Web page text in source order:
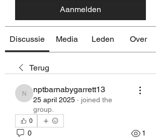
Aanmelden
Discussie Media Leden Over
Terug
nptbarnabygarrett13
nptbarnabygarrett13
25 april 2025 · joined the
group.
0
0 1